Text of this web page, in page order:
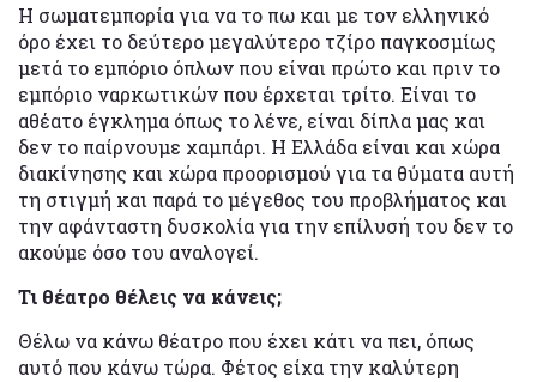
Η σωματεμπορία για να το πω και με τον ελληνικό
όρο έχει το δεύτερο μεγαλύτερο τζίρο παγκοσμίως
μετά το εμπόριο όπλων που είναι πρώτο και πριν το
εμπόριο ναρκωτικών που έρχεται τρίτο. Είναι το
αθέατο έγκλημα όπως το λένε, είναι δίπλα μας και
δεν το παίρνουμε χαμπάρι. Η Ελλάδα είναι και χώρα
διακίνησης και χώρα προορισμού για τα θύματα αυτή
τη στιγμή και παρά το μέγεθος του προβλήματος και
την αφάνταστη δυσκολία για την επίλυσή του δεν το
ακούμε όσο του αναλογεί.
Τι θέατρο θέλεις να κάνεις;
Θέλω να κάνω θέατρο που έχει κάτι να πει, όπως
αυτό που κάνω τώρα. Φέτος είχα την καλύτερη